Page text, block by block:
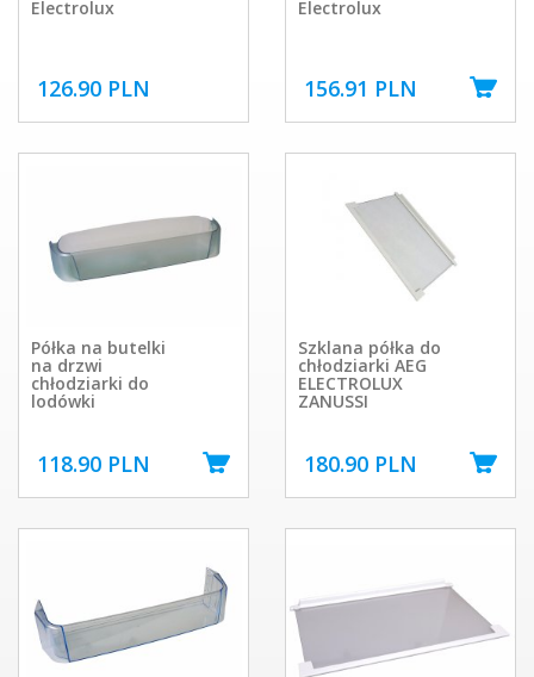
Electrolux
126.90 PLN
Electrolux
156.91 PLN
Półka na butelki
na drzwi
chłodziarki do
lodówki
118.90 PLN
Szklana półka do
chłodziarki AEG
ELECTROLUX
ZANUSSI
180.90 PLN